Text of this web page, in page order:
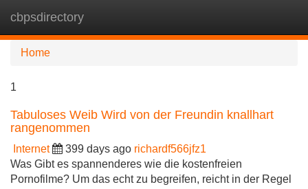
cbpsdirectory
Home
1
Tabuloses Weib Wird von der Freundin knallhart
rangenommen
Internet 399 days ago richardf566jfz1
Was Gibt es spannenderes wie die kostenfreien
Pornofilme? Um das echt zu begreifen, reicht in der Regel